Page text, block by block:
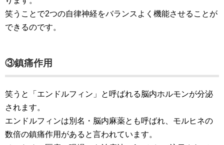
笑うことで2つの自律神経をバランスよく機能させることが
できるのです。
③鎮痛作用
笑うと「エンドルフィン」と呼ばれる脳内ホルモンが分泌
されます。
エンドルフィンは別名・脳内麻薬とも呼ばれ、モルヒネの
数倍の鎮痛作用があると言われています。